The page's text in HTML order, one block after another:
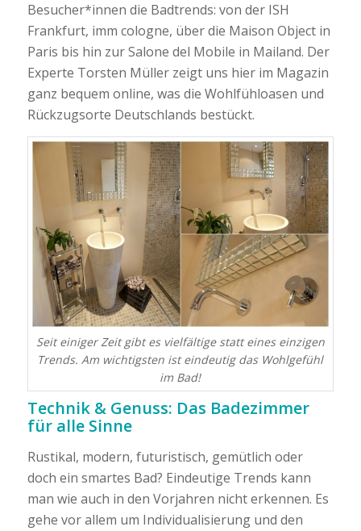
Besucher*innen die Badtrends: von der ISH
Frankfurt, imm cologne, über die Maison Object in
Paris bis hin zur Salone del Mobile in Mailand. Der
Experte Torsten Müller zeigt uns hier im Magazin
ganz bequem online, was die Wohlfühloasen und
Rückzugsorte Deutschlands bestückt.
Seit einiger Zeit gibt es vielfältige statt eines einzigen
Trends. Am wichtigsten ist eindeutig das Wohlgefühl
im Bad!
Technik & Genuss: Das Badezimmer
für alle Sinne
Rustikal, modern, futuristisch, gemütlich oder
doch ein smartes Bad? Eindeutige Trends kann
man wie auch in den Vorjahren nicht erkennen. Es
gehe vor allem um Individualisierung und den